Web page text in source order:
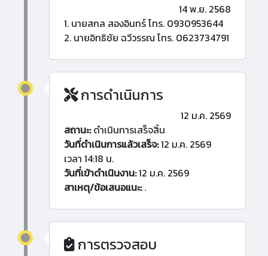
14 พ.ย. 2568
1. นายสกล สองอินทร์ โทร. 0930953644
2. นายอิทธิชัย ฉวีวรรณ โทร. 0623734791
การดำเนินการ
12 ม.ค. 2569
สถานะ:ดำเนินการเสร็จสิ้น
วันที่ดำเนินการแล้วเสร็จ:12 ม.ค. 2569
เวลา 14:18 น.
วันที่เข้าดำเนินงาน:12 ม.ค. 2569
สาเหตุ/ข้อเสนอแนะ:.
การตรวจสอบ